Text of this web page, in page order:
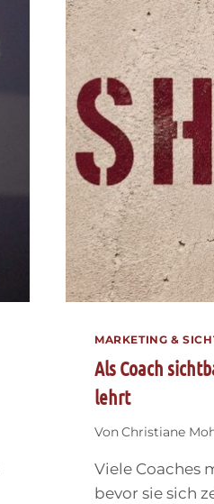
MARKETING &
Als Coach
lehrt
VonChristiane
Viele Coaches
bevor sie sich